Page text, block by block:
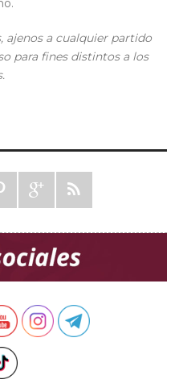
ajenos a cualquier partido
para fines distintos a los